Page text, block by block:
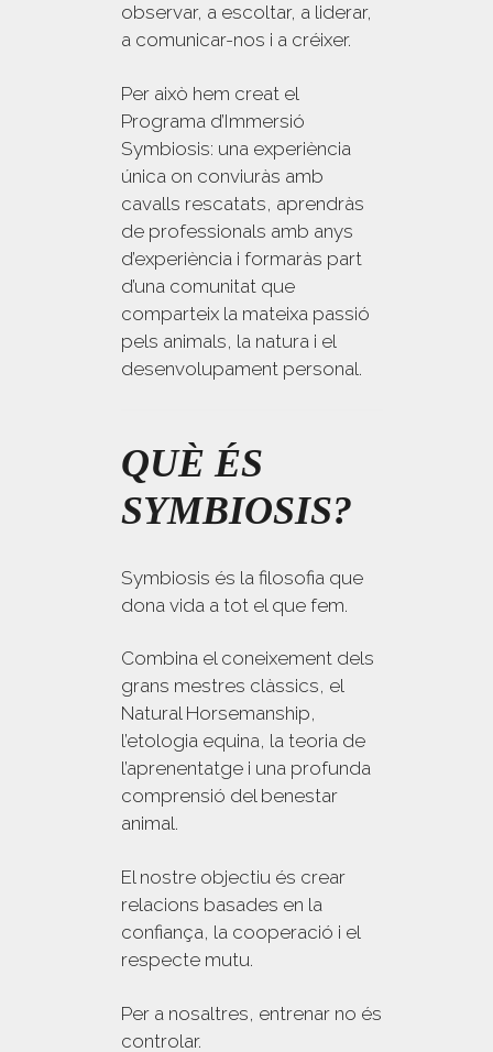
observar, a escoltar, a liderar,
a comunicar-nos i a créixer.
Per això hem creat el
Programa d’Immersió
Symbiosis: una experiència
única on conviuràs amb
cavalls rescatats, aprendràs
de professionals amb anys
d’experiència i formaràs part
d’una comunitat que
comparteix la mateixa passió
pels animals, la natura i el
desenvolupament personal.
QUÈ ÉS
SYMBIOSIS?
Symbiosis és la filosofia que
dona vida a tot el que fem.
Combina el coneixement dels
grans mestres clàssics, el
Natural Horsemanship,
l’etologia equina, la teoria de
l’aprenentatge i una profunda
comprensió del benestar
animal.
El nostre objectiu és crear
relacions basades en la
confiança, la cooperació i el
respecte mutu.
Per a nosaltres, entrenar no és
controlar.